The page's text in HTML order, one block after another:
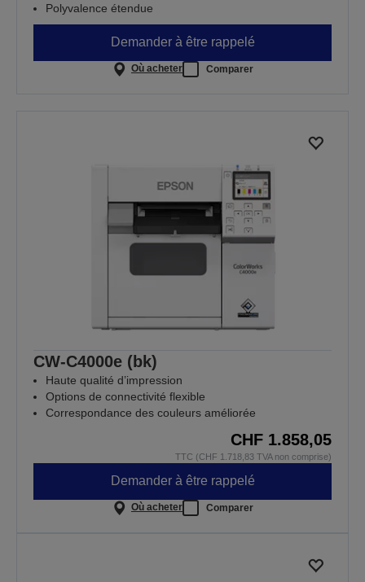
Polyvalence étendue
Demander à être rappelé
Où acheter Comparer
CW-C4000e (bk)
Haute qualité d’impression
Options de connectivité flexible
Correspondance des couleurs améliorée
CHF 1.858,05
TTC (CHF 1.718,83 TVA non comprise)
Demander à être rappelé
Où acheter Comparer